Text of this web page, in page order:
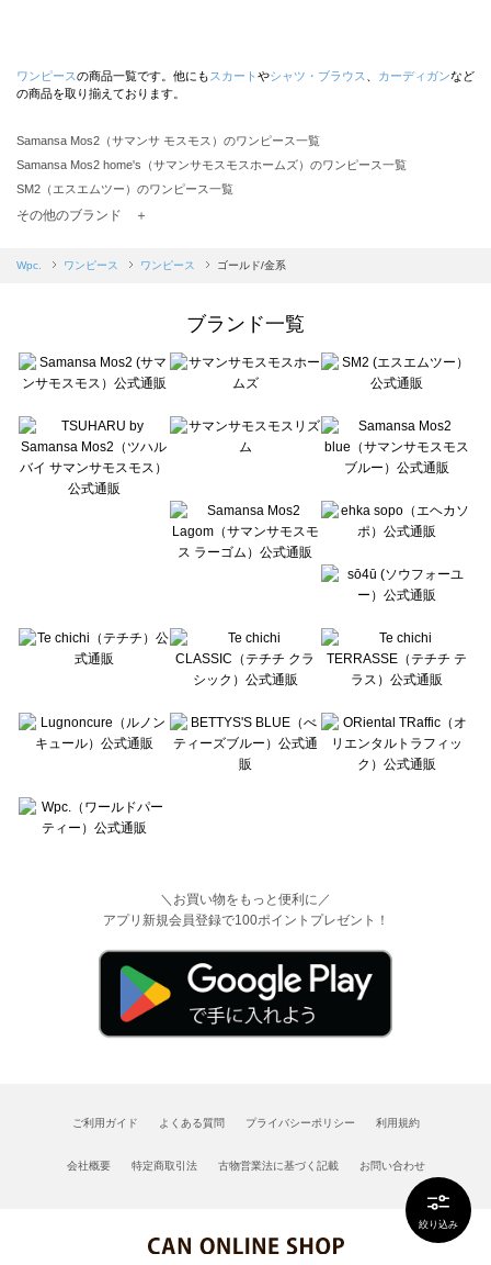
絞り込み
ワンピースの商品一覧です。他にも スカート やシャツ・ブラウス カーディガンなど
の商品を取り揃えております。
Samansa Mos2（サマンサ モスモス）のワンピース一覧
Samansa Mos2 home's（サマンサモスモスホームズ）のワンピース一覧
SM2（エスエムツー）のワンピース一覧
TSUHARU by Samansa Mos2（ツハルバイサマンサモスモス）のワンピース一覧
Samansa Mos2 blue（サマンサモスモス ブルー）のワンピース一覧
sō4ū（ソウフォーユー）のワンピース一覧
Te chichi（テチチ）のワンピース一覧
Te chichi CLASSIC（テチチ クラシック）のワンピース一覧
Lugnoncure（ルノンキュール）のワンピース一覧
BETTY'S BLUE（べティーズブルー）のワンピース一覧
Wpc.（ワールドパーティー）のワンピース一覧
その他のブランド ＋
Wpc. ワンピース ワンピース ゴールド/金系
ブランド一覧
＼お買い物をもっと便利に／
アプリ新規会員登録で100ポイントプレゼント！
ご利用ガイド よくある質問 プライバシーポリシー 利用規約
会社概要 特定商取引法 古物営業法に基づく記載 お問い合わせ